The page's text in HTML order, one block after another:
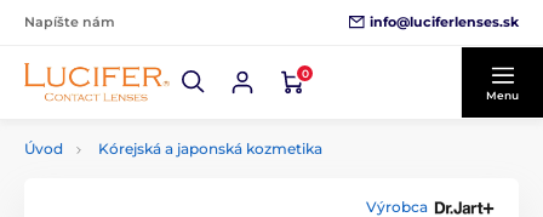
Napíšte nám info@luciferlenses.sk
0
Menu
Úvod Kórejská a japonská kozmetika
Výrobca